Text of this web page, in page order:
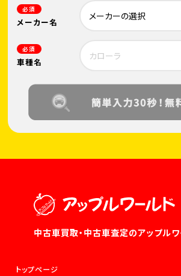
必須
メーカー名
必須
車種名
中古車買取・中古車査定のアップル
トップページ